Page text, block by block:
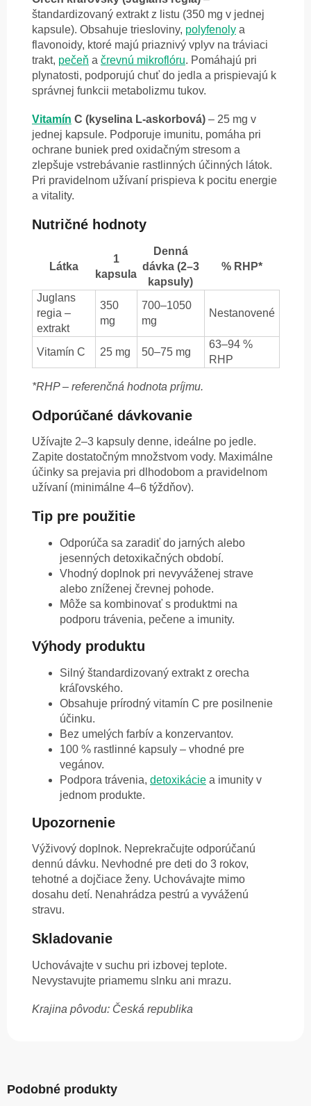
štandardizovaný extrakt z listu (350 mg v jednej
kapsule). Obsahuje triesloviny, polyfenoly a
flavonoidy, ktoré majú priaznivý vplyv na tráviaci
trakt, pečeň a črevnú mikroflóru. Pomáhajú pri
plynatosti, podporujú chuť do jedla a prispievajú k
správnej funkcii metabolizmu tukov.
Vitamín C (kyselina L-askorbová) – 25 mg v
jednej kapsule. Podporuje imunitu, pomáha pri
ochrane buniek pred oxidačným stresom a
zlepšuje vstrebávanie rastlinných účinných látok.
Pri pravidelnom užívaní prispieva k pocitu energie
a vitality.
Nutričné hodnoty
Látka
1
kapsula
Denná
dávka (2–3
kapsuly)
% RHP*
Juglans
regia –
extrakt
350
mg
700–1050
mg
Nestanovené
Vitamín C 25 mg 50–75 mg
63–94 %
RHP
*RHP – referenčná hodnota príjmu.
Odporúčané dávkovanie
Užívajte 2–3 kapsuly denne, ideálne po jedle.
Zapite dostatočným množstvom vody. Maximálne
účinky sa prejavia pri dlhodobom a pravidelnom
užívaní (minimálne 4–6 týždňov).
Tip pre použitie
Odporúča sa zaradiť do jarných alebo
jesenných detoxikačných období.
Vhodný doplnok pri nevyváženej strave
alebo zníženej črevnej pohode.
Môže sa kombinovať s produktmi na
podporu trávenia, pečene a imunity.
Výhody produktu
Silný štandardizovaný extrakt z orecha
kráľovského.
Obsahuje prírodný vitamín C pre posilnenie
účinku.
Bez umelých farbív a konzervantov.
100 % rastlinné kapsuly – vhodné pre
vegánov.
Podpora trávenia, detoxikácie a imunity v
jednom produkte.
Upozornenie
Výživový doplnok. Neprekračujte odporúčanú
dennú dávku. Nevhodné pre deti do 3 rokov,
tehotné a dojčiace ženy. Uchovávajte mimo
dosahu detí. Nenahrádza pestrú a vyváženú
stravu.
Skladovanie
Uchovávajte v suchu pri izbovej teplote.
Nevystavujte priamemu slnku ani mrazu.
Krajina pôvodu: Česká republika
Podobné produkty